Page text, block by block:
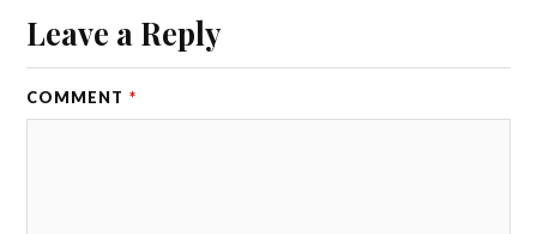
Leave a Reply
COMMENT *